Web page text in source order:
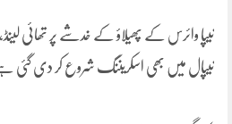
نیپا وائرس کے پھیلاؤ کے خدشے پر تھائی لینڈ،
نیپال میں بھی اسکریننگ شروع کر دی گئی